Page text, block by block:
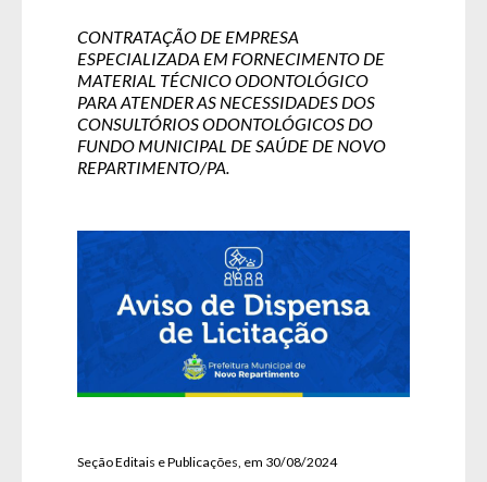
CONTRATAÇÃO DE EMPRESA
ESPECIALIZADA EM FORNECIMENTO DE
MATERIAL TÉCNICO ODONTOLÓGICO
PARA ATENDER AS NECESSIDADES DOS
CONSULTÓRIOS ODONTOLÓGICOS DO
FUNDO MUNICIPAL DE SAÚDE DE NOVO
REPARTIMENTO/PA.
Seção Editais e Publicações, em 30/08/2024